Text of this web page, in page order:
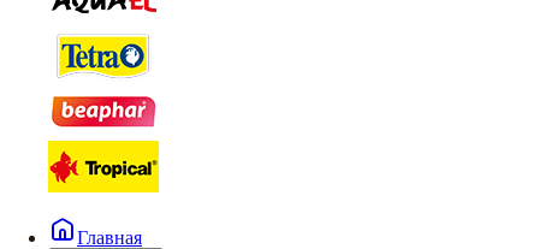
Главная